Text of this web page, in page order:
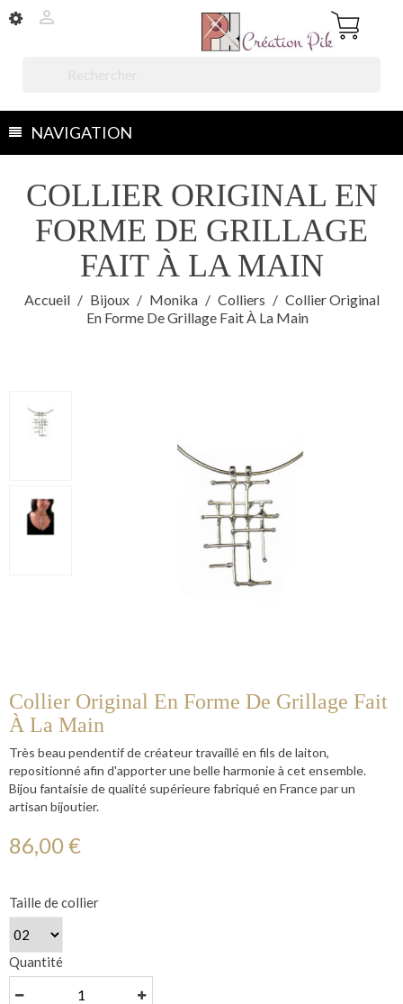


NAVIGATION
COLLIER ORIGINAL EN
FORME DE GRILLAGE
FAIT À LA MAIN
Accueil Bijoux Monika Colliers
Collier Original
En Forme De Grillage Fait À La Main
Collier Original En Forme De Grillage Fait
À La Main
Très beau pendentif de créateur travaillé en fils de laiton,
repositionné afin d'apporter une belle harmonie à cet ensemble.
Bijou fantaisie de qualité supérieure fabriqué en France par un
artisan bijoutier.
86,00 €
Taille de collier
Quantité